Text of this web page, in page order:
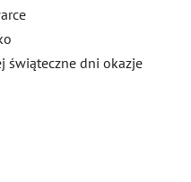
świąteczne dni okazje